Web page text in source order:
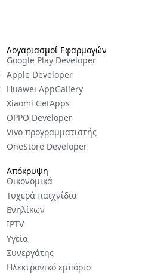
Απόκρυψη
Οικονομικά
Τυχερά παιχνίδια
Ενηλίκων
IPTV
Υγεία
Συνεργάτης
Ηλεκτρονικό εμπόριο
Λογαριασμοί Εφαρμογών
Google Play Developer
Apple Developer
Huawei AppGallery
Xiaomi GetApps
OPPO Developer
Vivo προγραμματιστής
OneStore Developer